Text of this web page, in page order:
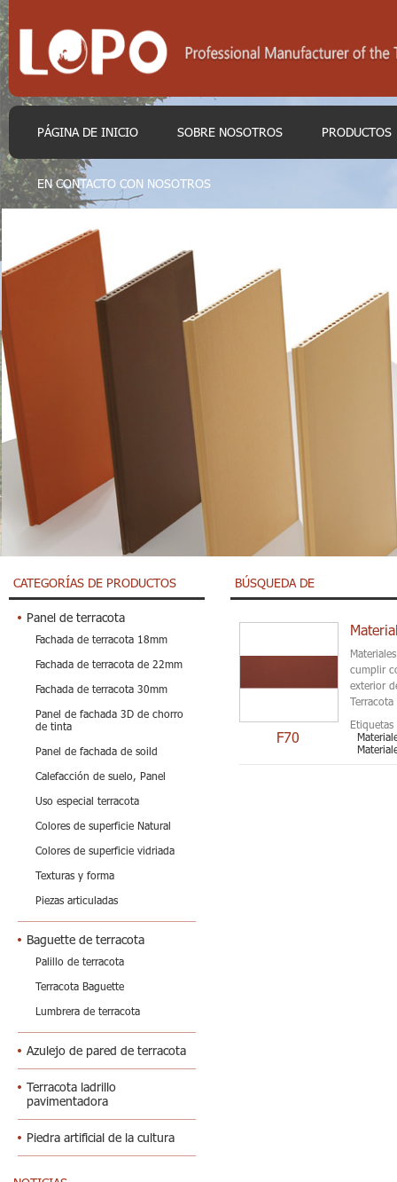
PÁGINA DE INICIO SOBRE NOSOTROS PRODUCTOS
EN CONTACTO CON NOSOTROS
CATEGORÍAS DE PRODUCTOS
Panel de terracota
Fachada de terracota 18mm
Fachada de terracota de 22mm
Fachada de terracota 30mm
Panel de fachada 3D de chorro
de tinta
Panel de fachada de soild
Calefacción de suelo, Panel
Uso especial terracota
Colores de superficie Natural
Colores de superficie vidriada
Texturas y forma
Piezas articuladas
Baguette de terracota
Palillo de terracota
Terracota Baguette
Lumbrera de terracota
Azulejo de pared de terracota
Terracota ladrillo
pavimentadora
Piedra artificial de la cultura
BÚSQUEDA DE
F70
cumplir
exterior